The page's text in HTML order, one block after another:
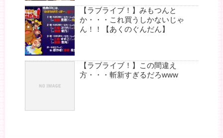
【ラブライブ！】みもつんと
か・・・これ買うしかないじゃ
ん！！【あくのぐんだん】
【ラブライブ！】この間違え
方・・・斬新すぎるだろwww